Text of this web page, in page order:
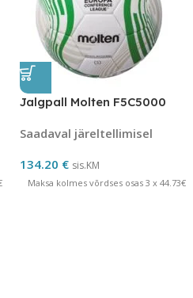
Jalgpall Molten F5C5000
Saadaval järeltellimisel
134.20 € sis.KM
Maksa kolmes võrdses osas 3 x 44.73€